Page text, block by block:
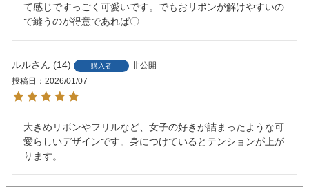
て感じですっごく可愛いです。でもおリボンが解けやすいの
で縫うのが得意であれば〇
ルル 14 購入者
非公開
投稿日
2026/01/07
大きめリボンやフリルなど、女子の好きが詰まったような可
愛らしいデザインです。身につけているとテンションが上が
ります。